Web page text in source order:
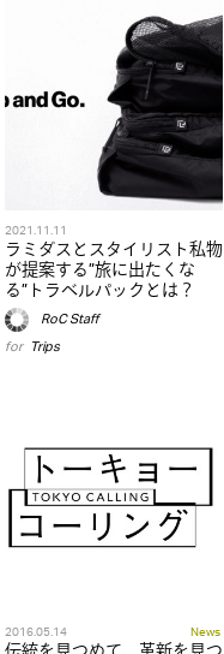
2021.11.11
ラミダスとスタイリスト私物
が提案する”旅に出たくな
る”トラベルパックとは？
RoC Staff
for Trips
2016.05.14 News